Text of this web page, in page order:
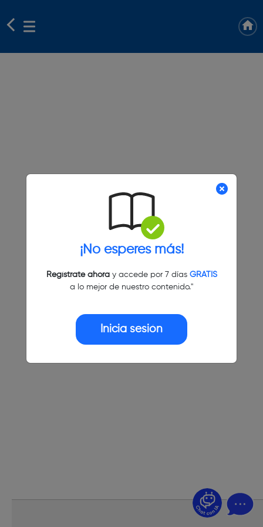
¡No esperes más!
Regístrate ahoray accede por 7 días GRATIS
a lo mejor de nuestro contenido."
Inicia sesión